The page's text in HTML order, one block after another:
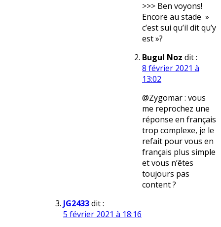
>>> Ben voyons!
Encore au stade »
c’est sui qu’il dit qu’y
est »?
Bugul Noz dit :
8 février 2021 à
13:02
@Zygomar : vous
me reprochez une
réponse en français
trop complexe, je le
refait pour vous en
français plus simple
et vous n’êtes
toujours pas
content ?
JG2433dit :
5 février 2021 à 18:16